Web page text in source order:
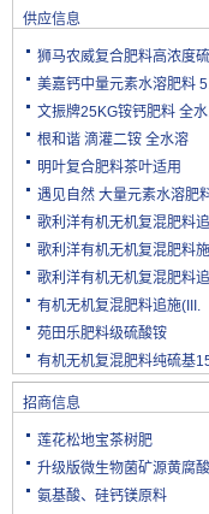
供应信息
狮马农威复合肥料高浓度
美嘉钙中量元素水溶肥料
文振牌25KG铵钙肥料 全
根和谐 滴灌二铵 全水溶
明叶复合肥料茶叶适用
遇见自然 大量元素水溶肥
歌利洋有机无机复混肥料
歌利洋有机无机复混肥料
歌利洋有机无机复混肥料
有机无机复混肥料追施(III.
苑田乐肥料级硫酸铵
有机无机复混肥料纯硫基
招商信息
莲花松地宝茶树肥
升级版微生物菌矿源黄腐
氨基酸、硅钙镁原料